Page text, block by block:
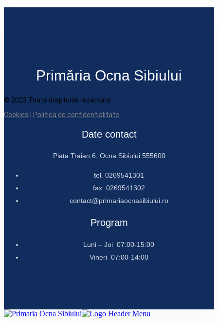
Primăria Ocna Sibiului
© 2023 Toate drepturile rezervate
Cookies
Politica de confidentialitate
Date contact
Piața Traian 6, Ocna Sibiului 555600
tel. 0269541301
fax. 0269541302
contact@primariaocnasibiului.ro
Program
Luni – Joi 07:00-15:00
Vineri 07:00-14:00